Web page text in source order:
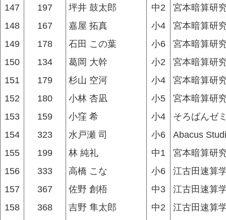
147 197 坪井 鼓太郎 中2
宮本暗算研
148
167 嘉屋 拓真 小4
宮本暗算研
149
178 石田 この葉 小6
宮本暗算研
150
134 葛岡 大幹 小2
宮本暗算研
151
179 杉山 空河 小4
宮本暗算研
152
180 小林 杏凪 小5
宮本暗算研
153
159 小窪 希 小4
そろばんゼ
154
323 水戸瀬 司 小6
Abacus
155
199 林 純礼 中1
宮本暗算研
156
333 高橋 こな 小6
江古田速算
157
367 佐野 創梧 中3
江古田速算
158
368 吉野 隼太郎 中2
江古田速算